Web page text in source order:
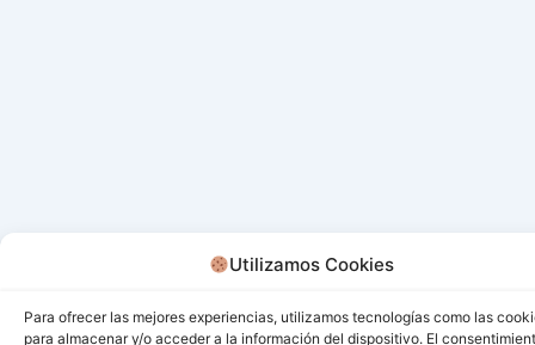
Utilizamos Cookies
Para ofrecer las mejores experiencias, utilizamos tecnologías como las
para almacenar y/o acceder a la información del dispositivo. El